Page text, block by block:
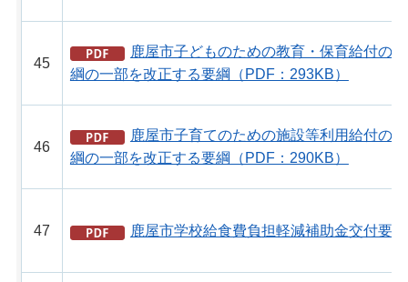
45
鹿屋市子どものための教育・保育給付の
綱の一部を改正する要綱（PDF：293KB）
46
鹿屋市子育てのための施設等利用給付の
綱の一部を改正する要綱（PDF：290KB）
47 鹿屋市学校給食費負担軽減補助金交付要